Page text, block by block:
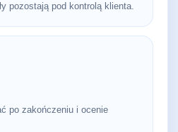
pozostają pod kontrolą klienta.
po zakończeniu i ocenie